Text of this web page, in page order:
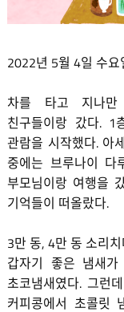
2022년 5월 4일 수요
차를 타고 지나만
친구들이랑 갔다. 1
관람을 시작했다. 아
중에는 브루나이 다
부모님이랑 여행을
기억들이 떠올랐다.
3만 동, 4만 동 소리
갑자기 좋은 냄새
초코냄새였다. 그런
커피콩에서 초콜릿